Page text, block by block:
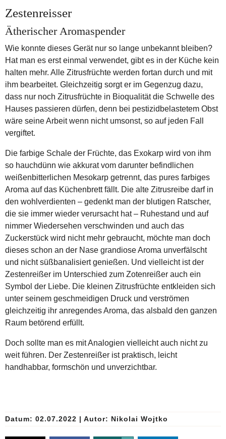
Zestenreisser
Ätherischer Aromaspender
Wie konnte dieses Gerät nur so lange unbekannt bleiben?
Hat man es erst einmal verwendet, gibt es in der Küche kein
halten mehr. Alle Zitrusfrüchte werden fortan durch und mit
ihm bearbeitet. Gleichzeitig sorgt er im Gegenzug dazu,
dass nur noch Zitrusfrüchte in Bioqualität die Schwelle des
Hauses passieren dürfen, denn bei pestizidbelastetem Obst
wäre seine Arbeit wenn nicht umsonst, so auf jeden Fall
vergiftet.
Die farbige Schale der Früchte, das Exokarp wird von ihm
so hauchdünn wie akkurat vom darunter befindlichen
weißenbitterlichen Mesokarp getrennt, das pures farbiges
Aroma auf das Küchenbrett fällt. Die alte Zitrusreibe darf in
den wohlverdienten – gedenkt man der blutigen Ratscher,
die sie immer wieder verursacht hat – Ruhestand und auf
nimmer Wiedersehen verschwinden und auch das
Zuckerstück wird nicht mehr gebraucht, möchte man doch
dieses schon an der Nase grandiose Aroma unverfälscht
und nicht süßbanalisiert genießen. Und vielleicht ist der
Zestenreißer im Unterschied zum Zotenreißer auch ein
Symbol der Liebe. Die kleinen Zitrusfrüchte entkleiden sich
unter seinem geschmeidigen Druck und verströmen
gleichzeitig ihr anregendes Aroma, das alsbald den ganzen
Raum betörend erfüllt.
Doch sollte man es mit Analogien vielleicht auch nicht zu
weit führen. Der Zestenreißer ist praktisch, leicht
handhabbar, formschön und unverzichtbar.
Datum: 02.07.2022 | Autor: Nikolai Wojtko